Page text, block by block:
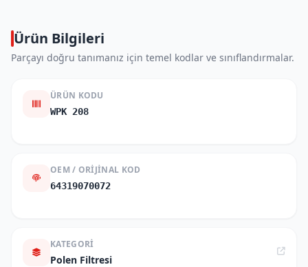
Ürün Bilgileri
Parçayı doğru tanımanız için temel kodlar ve sınıflandırmalar.
ÜRÜN KODU
WPK 208
OEM / ORIJINAL KOD
64319070072
KATEGORI
Polen Filtresi